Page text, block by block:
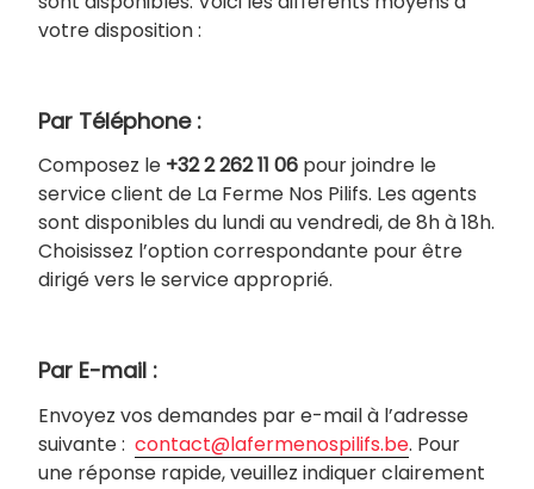
votre disposition :
Par Téléphone :
Composez le +32 2 262 11 06 pour joindre le
service client de La Ferme Nos Pilifs. Les agents
sont disponibles du lundi au vendredi, de 8h à 18h.
Choisissez l’option correspondante pour être
dirigé vers le service approprié.
Par E-mail :
Envoyez vos demandes par e-mail à l’adresse
suivante : contact@lafermenospilifs.be. Pour
une réponse rapide, veuillez indiquer clairement